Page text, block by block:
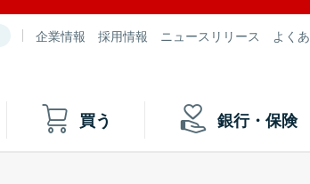
企業情報 採用情報 ニュースリリース よく
買う 銀行・保険